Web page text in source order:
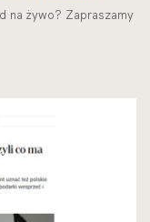
na żywo? Zapraszamy